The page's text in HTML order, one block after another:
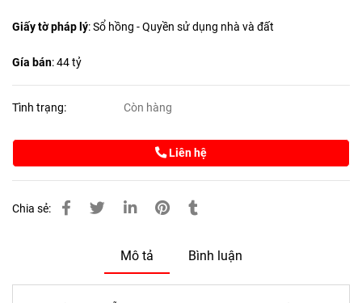
Giấy tờ pháp lý: Sổ hồng - Quyền sử dụng nhà và đất
Gía bán: 44 tỷ
Tình trạng: Còn hàng
Liên hệ
Chia sẻ:
Mô tả Bình luận